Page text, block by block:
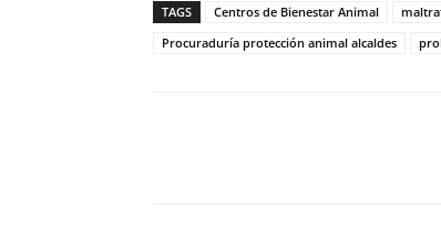
TAGS Centros de Bienestar Animal
Procuraduría protección animal alcaldes